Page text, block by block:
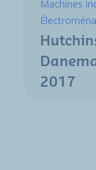
Machines
2017